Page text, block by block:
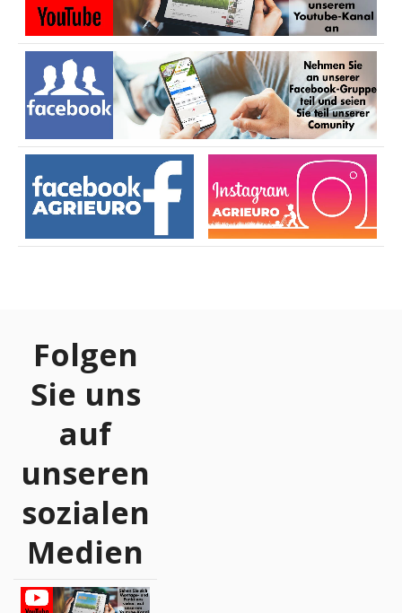
Folgen
Sie uns
auf
unseren
sozialen
Medien